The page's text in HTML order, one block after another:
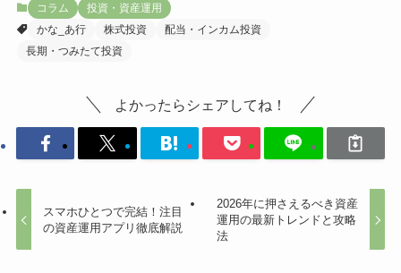
コラム
投資・資産運用
かな_あ行
株式投資
配当・インカム投資
長期・つみたて投資
よかったらシェアしてね！
スマホひとつで完結！注目
の資産運用アプリ徹底解説
2026年に押さえるべき資産
運用の最新トレンドと攻略
法